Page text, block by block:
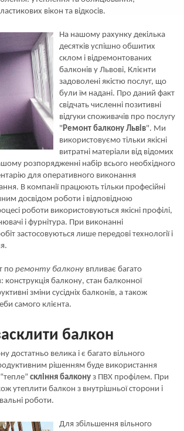
вікон та відкосів.
На нашому рахунку декілька
десятків успішно обшитих
склом і відремонтованих
балконів у Львові, Клієнти
задоволені якістю послуг, що
були їм надані. Про даний факт
свідчать численні позитивні
відгуки споживачів про послугу
"Ремонт балкону Львів". Ми
використовуємо тільки якісні
витратні матеріали від відомих
розпорядженні набір всього необхідного
для оперативного виконання
В компанії працюють тільки професійні
досвідом роботи і відповідною
роботи використовуються якісні профілі,
і фурнітура. При виконанні
застосовуються лише передові технології і
по ремонту балкону впливає багато
конструкція балкону, стан балконної
зміни сусідніх балконів, а також
самого клієнта.
балкон
достатньо велика і є багато вільного
рішенням буде використання
скління балкону з ПВХ профілем. При
утеплити балкон з внутрішньої сторони і
роботи.
Для збільшення вільного